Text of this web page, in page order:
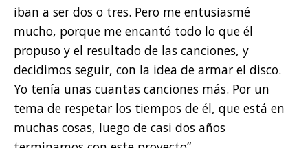
iban a ser dos o tres. Pero me entusiasmé
mucho, porque me encantó todo lo que él
propuso y el resultado de las canciones, y
decidimos seguir, con la idea de armar el disco.
Yo tenía unas cuantas canciones más. Por un
tema de respetar los tiempos de él, que está en
muchas cosas, luego de casi dos años